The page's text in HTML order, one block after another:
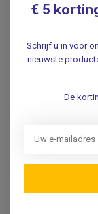
€ 5
Schrijf u in voor
nieuwste
De